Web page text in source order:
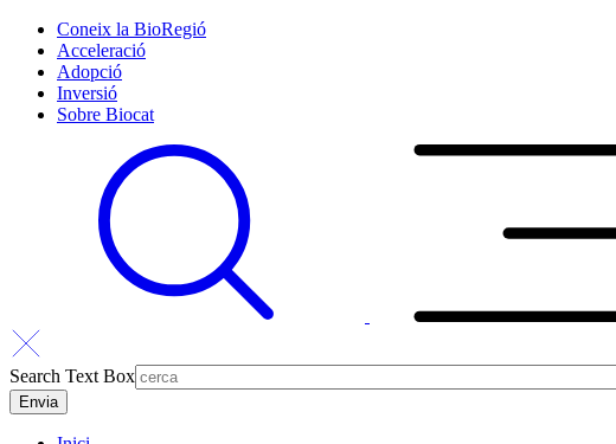
Coneix la BioRegió
Acceleració
Adopció
Inversió
Sobre Biocat
Search Text Box